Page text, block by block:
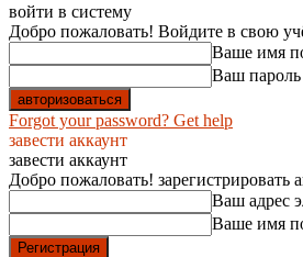
войти в систему
Добро пожаловать! Войдите в свою
Ваше имя
Ваш пароль
Forgot your password? Get help
завести аккаунт
завести аккаунт
Добро пожаловать! зарегистрировать
Ваш адрес
Ваше имя